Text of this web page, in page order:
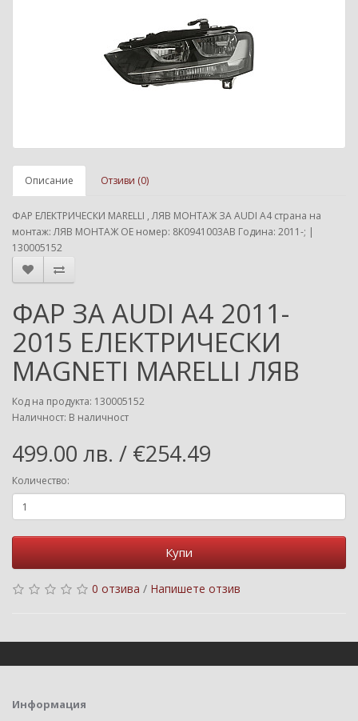
Описание Отзиви (0)
ФАР ЕЛЕКТРИЧЕСКИ MARELLI , ЛЯВ МОНТАЖ ЗА AUDI A4 страна на
монтаж: ЛЯВ МОНТАЖ ОЕ номер: 8K0941003AB Година: 2011-; |
130005152
ФАР ЗА AUDI A4 2011-
2015 ЕЛЕКТРИЧЕСКИ
MAGNETI MARELLI ЛЯВ
Код на продукта: 130005152
Наличност: В наличност
499.00 лв. / €254.49
Количество:
Купи
0 отзива / Напишете отзив
Информация